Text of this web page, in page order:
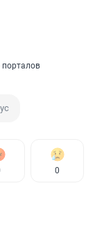
порталов
0